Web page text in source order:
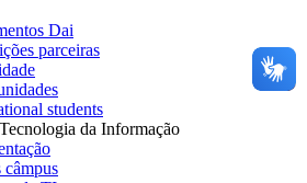
Dai
parceiras
students
da Informação